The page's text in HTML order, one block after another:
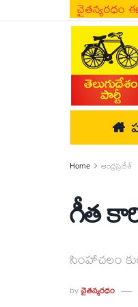
చైతన్యరధం
Home ఆంధ్రప్రదేశ్
గీత
సింహాచలం
byచైతన్యరధం